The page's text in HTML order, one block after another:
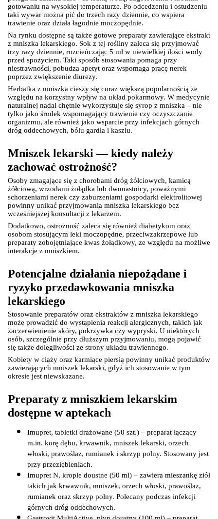
warunki przechowywania lub dostępu do
cookies poprzez kliknięcie przycisku
"Ustawienia" lub możesz zaakceptować
ustawienia wszystkich cookies klikając
AKCEPTUJĘ WSZYSTKIE
Ustawienia
AKCEPTUJĘ WSZYSTKIE
gotowaniu na wysokiej temperaturze. Po odcedzeniu i ostudzeniu
taki wywar można pić do trzech razy dziennie, co wspiera
trawienie oraz działa łagodnie moczopędnie.
Na rynku dostępne są także gotowe preparaty zawierające ekstrakt
z mniszka lekarskiego. Sok z tej rośliny zaleca się przyjmować
trzy razy dziennie, rozcieńczając 5 ml w niewielkiej ilości wody
przed spożyciem. Taki sposób stosowania pomaga przy
niestrawności, pobudza apetyt oraz wspomaga pracę nerek
poprzez zwiększenie diurezy.
Herbatka z mniszka cieszy się coraz większą popularnością ze
względu na korzystny wpływ na układ pokarmowy. W medycynie
naturalnej nadal chętnie wykorzystuje się syrop z mniszka – nie
tylko jako środek wspomagający trawienie czy oczyszczanie
organizmu, ale również jako wsparcie przy infekcjach górnych
dróg oddechowych, bólu gardła i kaszlu.
Mniszek lekarski — kiedy należy
zachować ostrożność?
Osoby zmagające się z chorobami dróg żółciowych, kamicą
żółciową, wrzodami żołądka lub dwunastnicy, poważnymi
schorzeniami nerek czy zaburzeniami gospodarki elektrolitowej
powinny unikać przyjmowania mniszka lekarskiego bez
wcześniejszej konsultacji z lekarzem.
Dodatkowo, ostrożność zaleca się również diabetykom oraz
osobom stosującym leki moczopędne, przeciwzakrzepowe lub
preparaty zobojętniające kwas żołądkowy, ze względu na możliwe
interakcje z mniszkiem.
Potencjalne działania niepożądane i
ryzyko przedawkowania mniszka
lekarskiego
Stosowanie preparatów oraz ekstraktów z mniszka lekarskiego
może prowadzić do wystąpienia reakcji alergicznych, takich jak
zaczerwienienie skóry, pokrzywka czy wypryski. U niektórych
osób, szczególnie przy dłuższym przyjmowaniu, mogą pojawić
się także dolegliwości ze strony układu trawiennego.
Kobiety w ciąży oraz karmiące piersią powinny unikać produktów
zawierających mniszek lekarski, gdyż ich stosowanie w tym
okresie jest niewskazane.
Preparaty z mniszkiem lekarskim
dostępne w aptekach
Imupret, tabletki drażowane (50 szt.) – preparat łączący
m.in. korę dębu, krwawnik, mniszek lekarski, orzech
włoski, prawoślaz, rumianek i skrzyp polny. Stosowany jest
przy przeziębieniach.
Imupret N, krople doustne (50 ml) – zawiera mieszankę ziół
takich jak krwawnik, mniszek, orzech włoski, prawoślaz,
rumianek oraz skrzyp polny. Polecany podczas infekcji
górnych dróg oddechowych.